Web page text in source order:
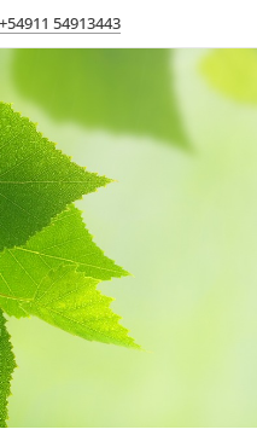
+54911 54913443